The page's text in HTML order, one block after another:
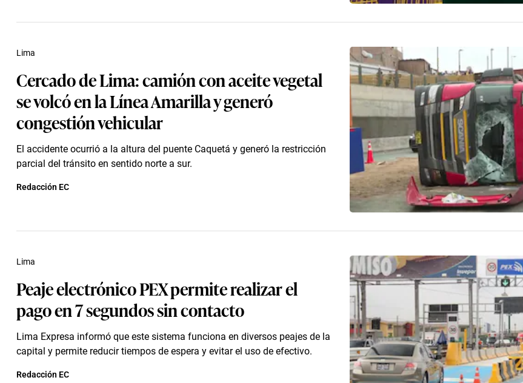
Cercado de Lima: camión con aceite vegetal
se volcó en la Línea Amarilla y generó
congestión vehicular
El accidente ocurrió a la altura del puente Caquetá y generó la restricción
parcial del tránsito en sentido norte a sur.
Lima
Redacción EC
Peaje electrónico PEX permite realizar el
pago en 7 segundos sin contacto
Lima Expresa informó que este sistema funciona en diversos peajes de la
capital y permite reducir tiempos de espera y evitar el uso de efectivo.
Lima
Redacción EC